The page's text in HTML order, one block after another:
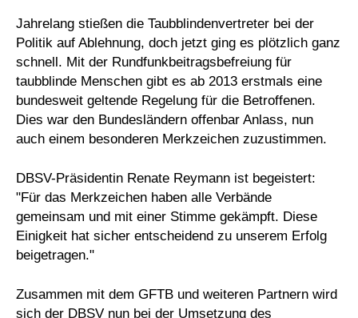
Jahrelang stießen die Taubblindenvertreter bei der
Politik auf Ablehnung, doch jetzt ging es plötzlich ganz
schnell. Mit der Rundfunkbeitragsbefreiung für
taubblinde Menschen gibt es ab 2013 erstmals eine
bundesweit geltende Regelung für die Betroffenen.
Dies war den Bundesländern offenbar Anlass, nun
auch einem besonderen Merkzeichen zuzustimmen.
DBSV-Präsidentin Renate Reymann ist begeistert:
"Für das Merkzeichen haben alle Verbände
gemeinsam und mit einer Stimme gekämpft. Diese
Einigkeit hat sicher entscheidend zu unserem Erfolg
beigetragen."
Zusammen mit dem GFTB und weiteren Partnern wird
sich der DBSV nun bei der Umsetzung des